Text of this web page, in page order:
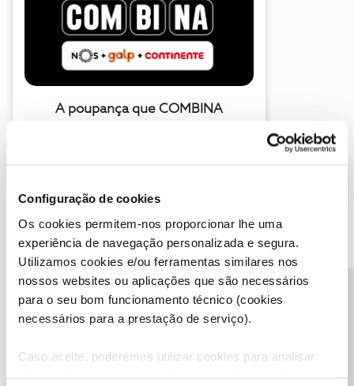
Configuração de cookies
Os cookies permitem-nos proporcionar lhe uma
experiência de navegação personalizada e segura.
Utilizamos cookies e/ou ferramentas similares nos
nossos websites ou aplicações que são necessários
para o seu bom funcionamento técnico (cookies
necessários para a prestação de serviço).
Caso aceite, poderemos utilizar cookies para analisar
A poupança que COMBINA
Descubra as novidades de junho